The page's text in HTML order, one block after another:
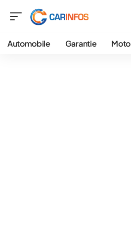
Automobile Garantie Moto